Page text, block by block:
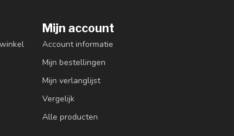
Mijn account
Account informatie
Mijn bestellingen
Mijn verlanglijst
Vergelijk
Alle producten